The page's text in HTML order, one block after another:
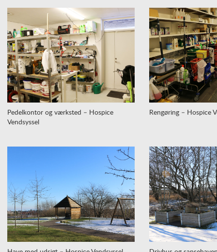
Pedelkontor og værksted – Hospice
Vendsyssel
Rengøring – Hospice